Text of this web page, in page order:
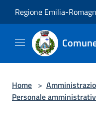
Regione Emilia-
Home >
Personale